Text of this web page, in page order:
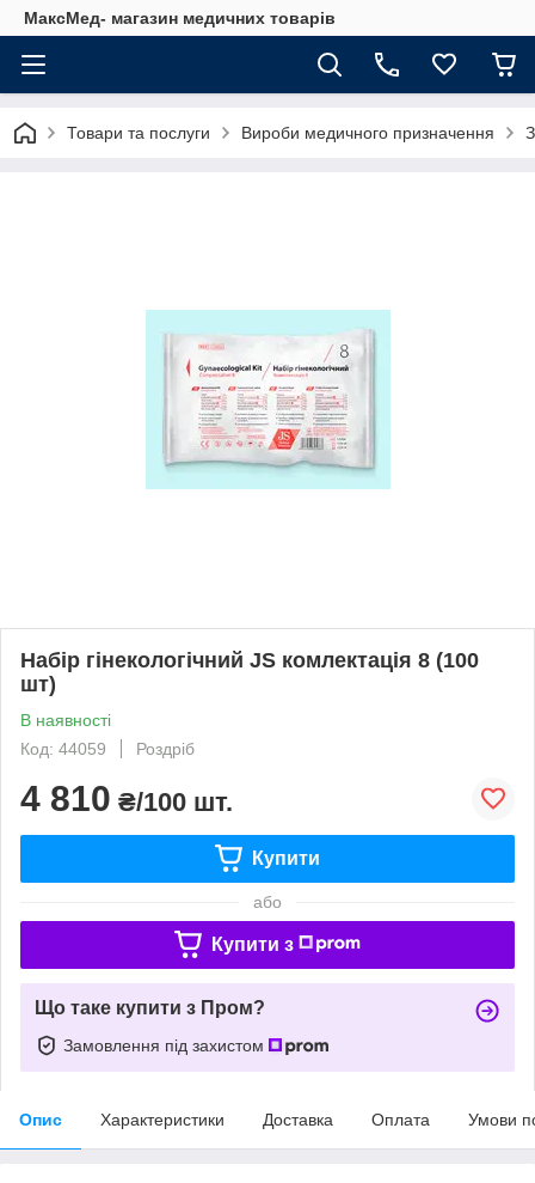
МаксМед- магазин медичних товарів
Товари та послуги Вироби медичного призначення
Набір гінекологічний JS комлектація 8 (100
шт)
В наявності
Код: 44059
Роздріб
4 810 ₴/100 шт.
Купити
або
Купити з
Що таке купити з Пром?
Замовлення під захистом
Опис Характеристики Доставка Оплата Умови